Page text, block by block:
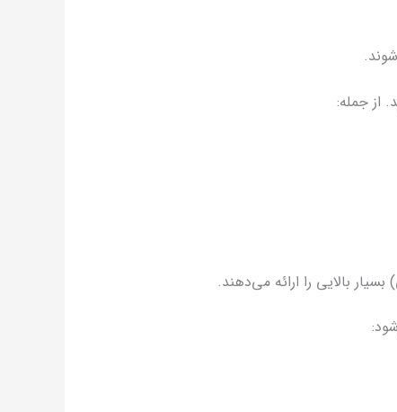
از جمله:
بالایی را ارائه می‌دهند.